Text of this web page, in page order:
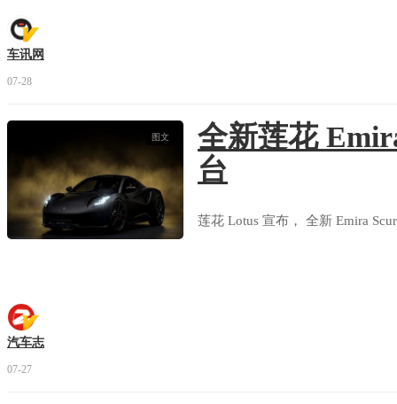
车讯网
07-28
图文
全新莲花
台
莲花 Lotus 宣布， 全新 Emira
汽车志
07-27